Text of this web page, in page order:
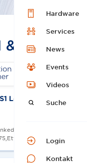
Hardware
Services
News
Events
Videos
Suche
Login
Kontakt
Co. KG
Lösungen: